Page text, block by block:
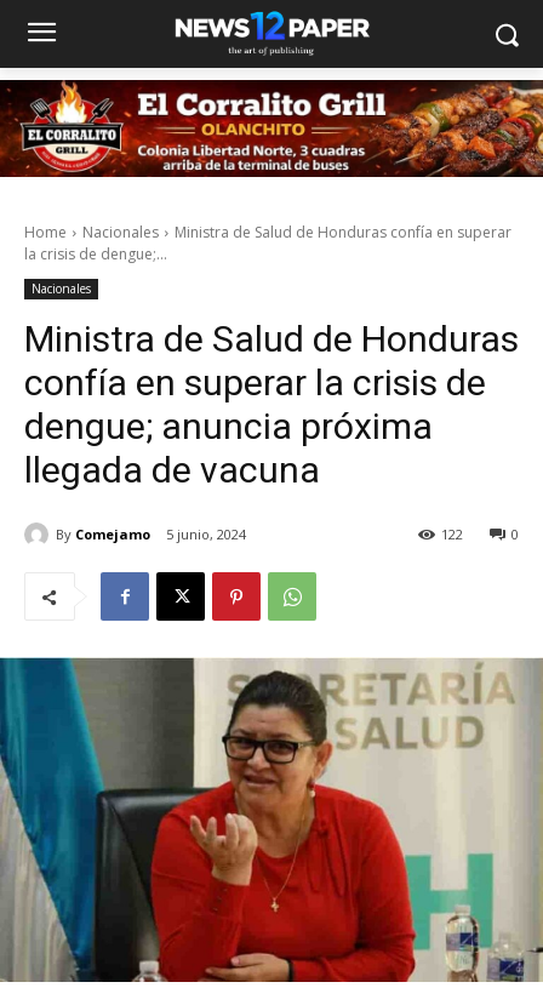
Home Nacionales
Ministra de Salud de Honduras confía en superar
la crisis de dengue;...
Nacionales
Ministra de Salud de Honduras
confía en superar la crisis de
dengue; anuncia próxima
llegada de vacuna
By Comejamo 5 junio, 2024 0
122